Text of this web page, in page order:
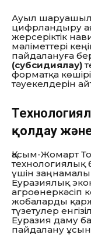
Ауыл
цифрландыру
жерсеріктік
мәліметтері
пайдалануға
(субсидиялау)
форматқа
тәуекелдерін
қолдау
Қасым-Жомарт
технологиялық
үшін
Еуразиялық
агроөнеркәсіп
жобаларды
түзетулер
Еуразия даму
пайдалану